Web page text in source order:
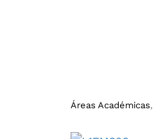
Áreas Académicas,